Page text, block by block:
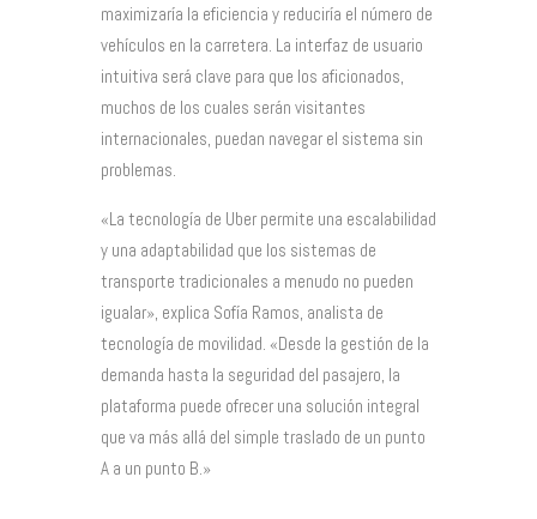
maximizaría la eficiencia y reduciría el número de
vehículos en la carretera. La interfaz de usuario
intuitiva será clave para que los aficionados,
muchos de los cuales serán visitantes
internacionales, puedan navegar el sistema sin
problemas.
«La tecnología de Uber permite una escalabilidad
y una adaptabilidad que los sistemas de
transporte tradicionales a menudo no pueden
igualar», explica Sofía Ramos, analista de
tecnología de movilidad. «Desde la gestión de la
demanda hasta la seguridad del pasajero, la
plataforma puede ofrecer una solución integral
que va más allá del simple traslado de un punto
A a un punto B.»